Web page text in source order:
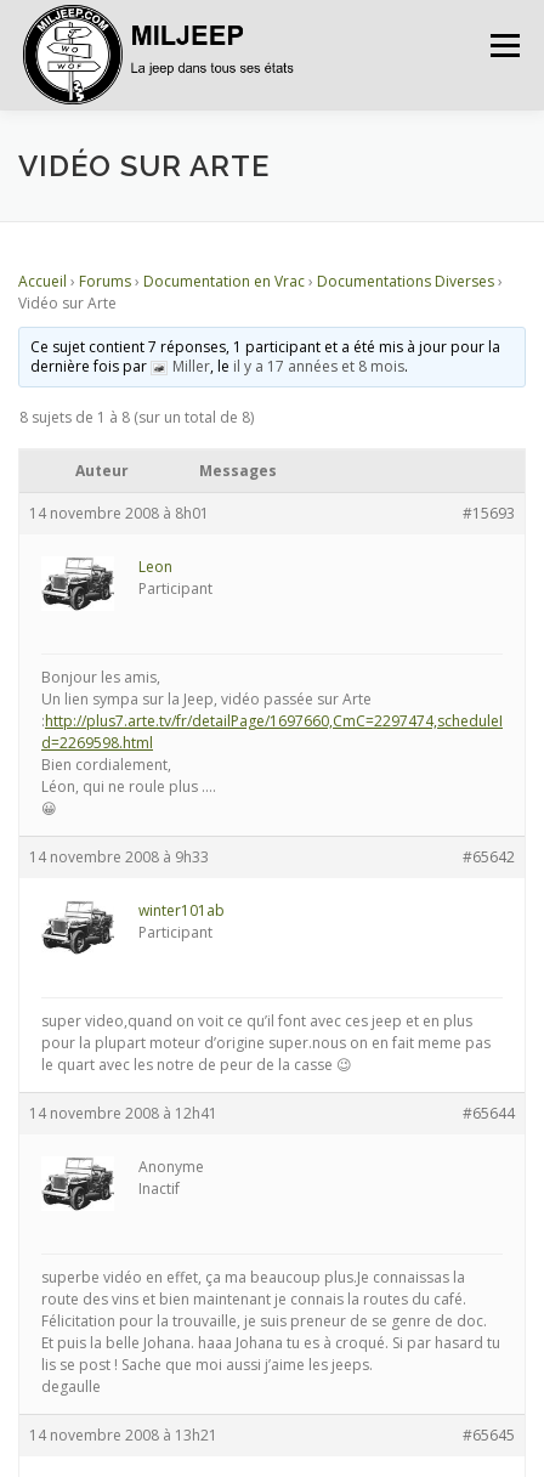
Menu
ACCUEIL ARTICLES PETITES ANNONCES
DOCUMENTATIONS FORUMS S’INSCRIRE
CONNEXION
VIDÉO SUR ARTE
Accueil › Forums› Documentation en Vrac› Documentations Diverses›
Vidéo sur Arte
Ce sujet contient 7 réponses, 1 participant et a été mis à jour pour la
dernière fois par
Miller, le il y a 17 années et 8 mois.
8 sujets de 1 à 8 (sur un total de 8)
Auteur Messages
14 novembre 2008 à 8h01 #15693
Leon
Participant
Bonjour les amis,
Un lien sympa sur la Jeep, vidéo passée sur Arte
:http://plus7.arte.tv/fr/detailPage/1697660,CmC=2297474,scheduleI
d=2269598.html
Bien cordialement,
Léon, qui ne roule plus ….
😀
14 novembre 2008 à 9h33 #65642
winter101ab
Participant
super video,quand on voit ce qu’il font avec ces jeep et en plus
pour la plupart moteur d’origine super.nous on en fait meme pas
le quart avec les notre de peur de la casse 😉
14 novembre 2008 à 12h41 #65644
Anonyme
Inactif
superbe vidéo en effet, ça ma beaucoup plus.Je connaissas la
route des vins et bien maintenant je connais la routes du café.
Félicitation pour la trouvaille, je suis preneur de se genre de doc.
Et puis la belle Johana. haaa Johana tu es à croqué. Si par hasard tu
lis se post ! Sache que moi aussi j’aime les jeeps.
degaulle
14 novembre 2008 à 13h21 #65645